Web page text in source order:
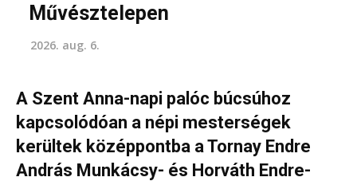
Művésztelepen
2026. aug. 6.
A Szent Anna-napi palóc búcsúhoz
kapcsolódóan a népi mesterségek
kerültek középpontba a Tornay Endre
András Munkácsy- és Horváth Endre-